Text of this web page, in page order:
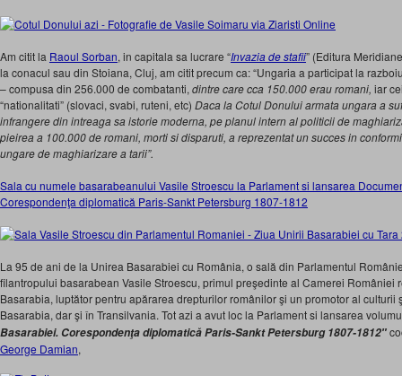
Am citit la Raoul Sorban, in capitala sa lucrare “Invazia de stafii” (Editura
la conacul sau din Stoiana, Cluj, am citit precum ca: “Ungaria a participat la
– compusa din 256.000 de combatanti, dintre care cca 150.000 erau romani, iar
“nationalitati” (slovaci, svabi, ruteni, etc) Daca la Cotul Donului armata ungara a
infrangere din intreaga sa istorie moderna, pe planul intern al politicii de
pieirea a 100.000 de romani, morti si disparuti, a reprezentat un succes in
ungare de maghiarizare a tarii”.
Sala cu numele basarabeanului Vasile Stroescu la Parlament si lansarea
Corespondenţa diplomatică Paris-Sankt Petersburg 1807-1812
La 95 de ani de la Unirea Basarabiei cu România, o sală din Parlamentul
filantropului basarabean Vasile Stroescu, primul preşedinte al Camerei României
Basarabia, luptător pentru apărarea drepturilor românilor şi un promotor al
Basarabia, dar şi în Transilvania. Tot azi a avut loc la Parlament si lansarea
Basarabiei. Corespondenţa diplomatică Paris-Sankt Petersburg 1807-1812″
George Damian,